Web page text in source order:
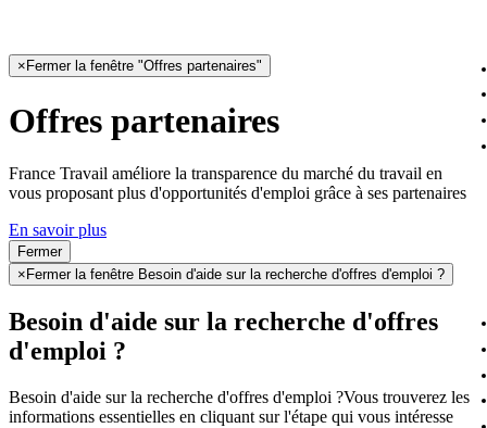
× Fermer la fenêtre "Offres partenaires"
Offres partenaires
France Travail améliore la transparence du marché du travail en
vous proposant plus d'opportunités d'emploi grâce à ses partenaires
En savoir plus
Fermer
× Fermer la fenêtre Besoin d'aide sur la recherche d'offres d'emploi ?
Besoin d'aide sur la recherche d'offres
d'emploi ?
Besoin d'aide sur la recherche d'offres d'emploi ?Vous trouverez les
informations essentielles en cliquant sur l'étape qui vous intéresse